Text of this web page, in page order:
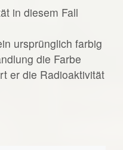
in diesem Fall
ursprünglich farbig
die Farbe
er die Radioaktivität